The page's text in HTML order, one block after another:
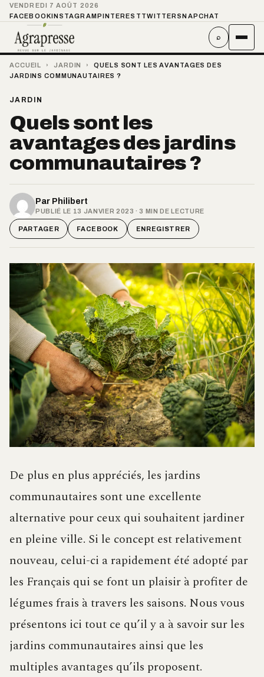
VENDREDI 7 AOÛT 2026
FACEBOOKINSTAGRAMPINTEREST TWITTER SNAPCHAT
⌕
ACCUEIL › JARDIN ›
QUELS SONT LES AVANTAGES DES
JARDINS COMMUNAUTAIRES ?
JARDIN
Quels sont les
avantages des jardins
communautaires ?
Par Philibert
PUBLIÉ LE 13 JANVIER 2023 · 3 MIN DE LECTURE
PARTAGER FACEBOOK ENREGISTRER
De plus en plus appréciés, les jardins
communautaires sont une excellente
alternative pour ceux qui souhaitent jardiner
en pleine ville. Si le concept est relativement
nouveau, celui-ci a rapidement été adopté par
les Français qui se font un plaisir à profiter de
légumes frais à travers les saisons. Nous vous
présentons ici tout ce qu’il y a à savoir sur les
jardins communautaires ainsi que les
multiples avantages qu’ils proposent.